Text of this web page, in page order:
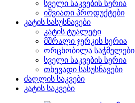
სველი საკვების სერია
იშვიათი პროდუქტები
კატის სასუსნავები
კატის ტუალეტი
მშრალი ჯერკის სერია
ორცხობილა საჭმელები
სველი საკვების სერია
თხევადი სასუსნავები
ძაღლის საკვები
კატის საკვები